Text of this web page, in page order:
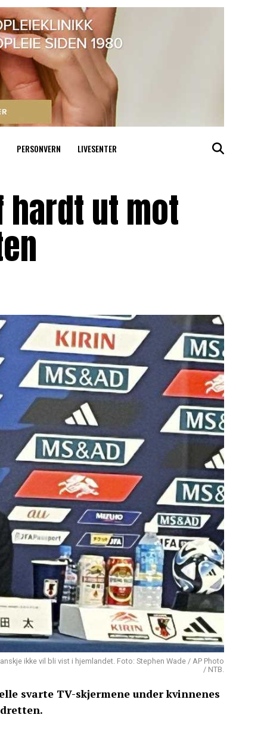
PERSONVERN LIVESENTER
hardt ut mot
ikke vil bli vist i hjemlandet. Foto: Stephen Wade / AP Photo
/ NTB.
svarte TV-skjermene under kvinnenes